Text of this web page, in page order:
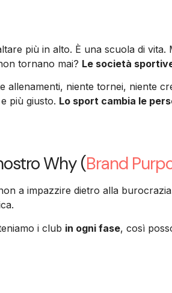
più in alto. È una scuola di
tornano mai? Le società
niente tornei, niente
più giusto. Lo sport cambia le
Why (Brand
a impazzire dietro alla
i club in ogni fase, così